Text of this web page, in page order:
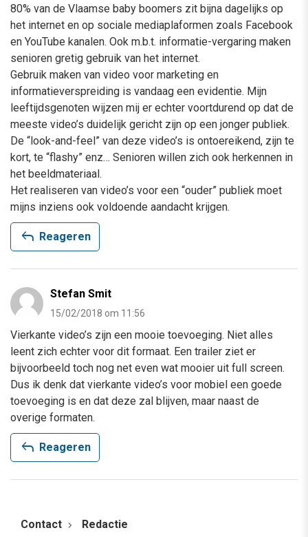
80% van de Vlaamse baby boomers zit bijna dagelijks op
het internet en op sociale mediaplaformen zoals Facebook
en YouTube kanalen. Ook m.b.t. informatie-vergaring maken
senioren gretig gebruik van het internet.
Gebruik maken van video voor marketing en
informatieverspreiding is vandaag een evidentie. Mijn
leeftijdsgenoten wijzen mij er echter voortdurend op dat de
meeste video’s duidelijk gericht zijn op een jonger publiek.
De “look-and-feel” van deze video’s is ontoereikend, zijn te
kort, te “flashy” enz… Senioren willen zich ook herkennen in
het beeldmateriaal.
Het realiseren van video’s voor een “ouder” publiek moet
mijns inziens ook voldoende aandacht krijgen.
reply Reageren
Stefan Smit
15/02/2018 om 11:56
Vierkante video’s zijn een mooie toevoeging. Niet alles
leent zich echter voor dit formaat. Een trailer ziet er
bijvoorbeeld toch nog net even wat mooier uit full screen.
Dus ik denk dat vierkante video’s voor mobiel een goede
toevoeging is en dat deze zal blijven, maar naast de
overige formaten.
reply Reageren
Contact Redactie